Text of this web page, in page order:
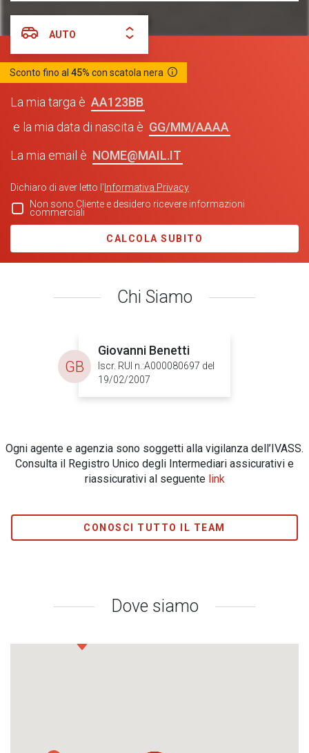
AUTO
Sconto fino al 45% con scatola nera
La mia targa è
AA123BB
e la mia data di nascita è
GG/MM/AAAA
La mia email è NOME@MAIL.IT
Dichiaro di aver letto l' Informativa Privacy
Non sono Cliente e desidero ricevere informazioni
commerciali
CALCOLA SUBITO
Chi Siamo
Giovanni Benetti
Iscr. RUI n.:A000080697 del
19/02/2007
GB
Ogni agente e agenzia sono soggetti alla vigilanza dell’IVASS.
Consulta il Registro Unico degli Intermediari assicurativi e
riassicurativi al seguente link
CONOSCI TUTTO IL TEAM
Dove siamo